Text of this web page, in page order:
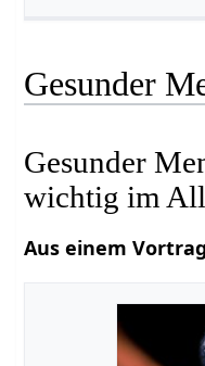
Gesunder
Gesunder
wichtig im
Aus einem